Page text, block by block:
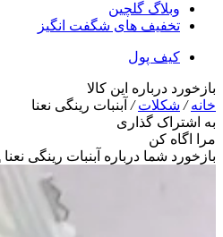
وبلاگ گلچین
تخفیف های شگفت انگیز
کیف پول
بازخورد درباره این کالا
خانه/ شکلات/ آبنبات رینگی نعنا
به اشتراک گذاری
مرا اگاه کن
بازخورد شما درباره آبنبات رینگی نعنا